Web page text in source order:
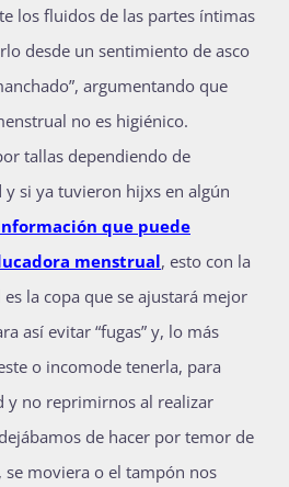
los fluidos de las partes íntimas
desde un sentimiento de asco
argumentando que
no es higiénico.
tallas dependiendo de
si ya tuvieron hijxs en algún
que puede
menstrual, esto con la
la copa que se ajustará mejor
así evitar “fugas” y, lo más
o incomode tenerla, para
y no reprimirnos al realizar
de hacer por temor de
se moviera o el tampón nos